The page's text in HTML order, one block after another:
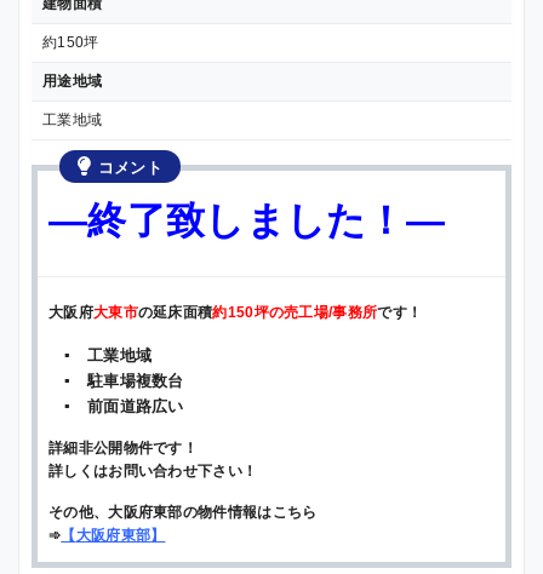
建物面積
約150坪
用途地域
工業地域
コメント
—終了致しました！—
大阪府大東市の延床面積約150坪の売工場/事務所です！
▪ 工業地域
▪ 駐車場複数台
▪ 前面道路広い
詳細非公開物件です！
詳しくはお問い合わせ下さい！
その他、大阪府東部の物件情報はこちら
➾ 【大阪府東部】